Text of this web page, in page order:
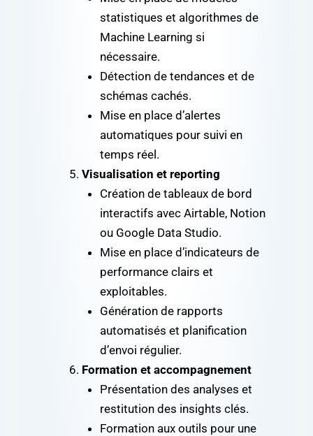
statistiques et algorithmes de
Machine Learning si
nécessaire.
Détection de tendances et de
schémas cachés.
Mise en place d’alertes
automatiques pour suivi en
temps réel.
Visualisation et reporting
Création de tableaux de bord
interactifs avec Airtable, Notion
ou Google Data Studio.
Mise en place d’indicateurs de
performance clairs et
exploitables.
Génération de rapports
automatisés et planification
d’envoi régulier.
Formation et accompagnement
Présentation des analyses et
restitution des insights clés.
Formation aux outils pour une